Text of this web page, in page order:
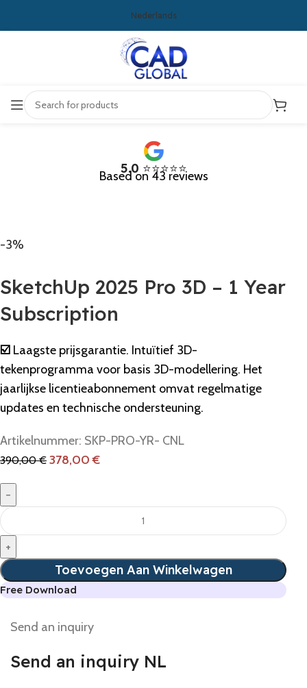
Nederlands
5.0 ⭐⭐⭐⭐⭐
Based on 43 reviews
-3%
SketchUp 2025 Pro 3D – 1 Year
Subscription
☑️ Laagste prijsgarantie. Intuïtief 3D-
tekenprogramma voor basis 3D-modellering. Het
jaarlijkse licentieabonnement omvat regelmatige
updates en technische ondersteuning.
Artikelnummer: SKP-PRO-YR- CNL
390,00€ 378,00€
Toevoegen Aan Winkelwagen
Free Download
Send an inquiry
Send an inquiry NL